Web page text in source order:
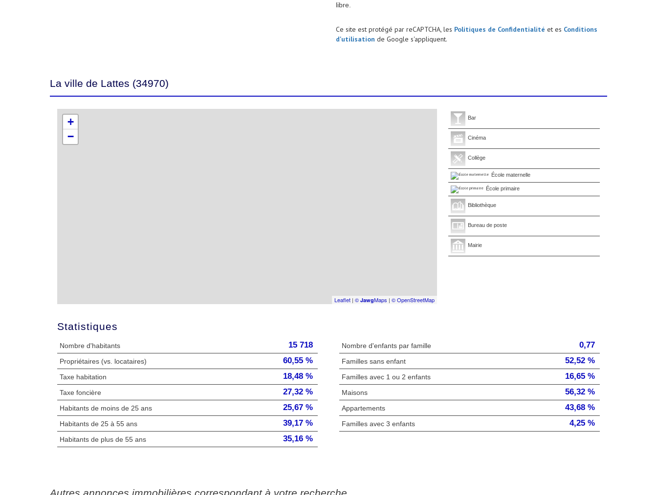
libre.
Ce site est protégé par reCAPTCHA, les Politiques de Confidentialité et es Conditions
d'utilisation de Google s'appliquent.
La ville de Lattes (34970)
+
−
Leaflet | © JawgMaps | © OpenStreetMap
Bar
Cinéma
Collège
École maternelle
École primaire
Bibliothèque
Bureau de poste
Mairie
Statistiques
Nombre d'habitants 15 718
Propriétaires (vs. locataires) 60,55 %
Taxe habitation 18,48 %
Taxe foncière 27,32 %
Habitants de moins de 25 ans 25,67 %
Habitants de 25 à 55 ans 39,17 %
Habitants de plus de 55 ans 35,16 %
Nombre d'enfants par famille 0,77
Familles sans enfant 52,52 %
Familles avec 1 ou 2 enfants 16,65 %
Maisons 56,32 %
Appartements 43,68 %
Familles avec 3 enfants 4,25 %
autres annonces immobilières correspondant à votre recherche